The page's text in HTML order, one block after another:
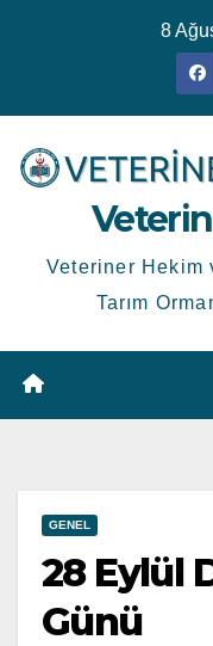
8
Veteriner Hekim
Tarım
GENEL
28 Eylül
Günü